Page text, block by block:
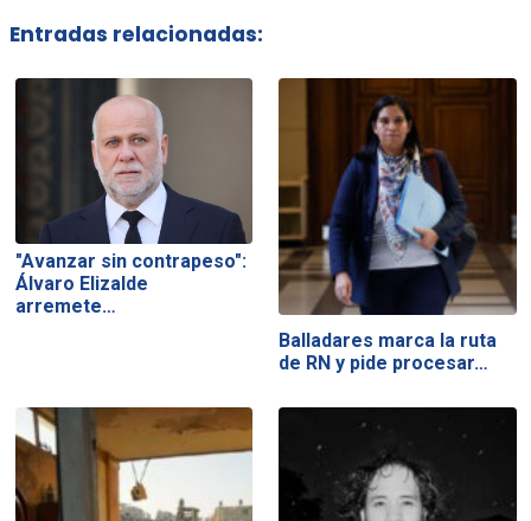
Entradas relacionadas:
"Avanzar sin contrapeso":
Álvaro Elizalde
arremete…
Balladares marca la ruta
de RN y pide procesar…